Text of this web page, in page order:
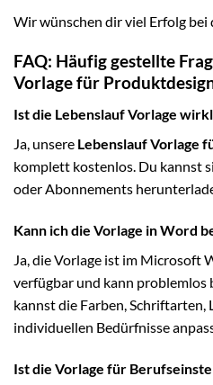
Wir wünschen dir viel Erfolg bei
FAQ: Häufig gestellte
Vorlage für
Ist die Lebenslauf Vorlage
Ja, unsere Lebenslauf Vorlage
komplett kostenlos. Du kannst
oder Abonnements
Kann ich die Vorlage in Word
Ja, die Vorlage ist im Microsoft
verfügbar und kann problemlos
kannst die Farben,
individuellen Bedürfnisse
Ist die Vorlage für